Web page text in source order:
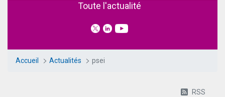
Toute l'actualité
Accueil Actualités psei
RSS